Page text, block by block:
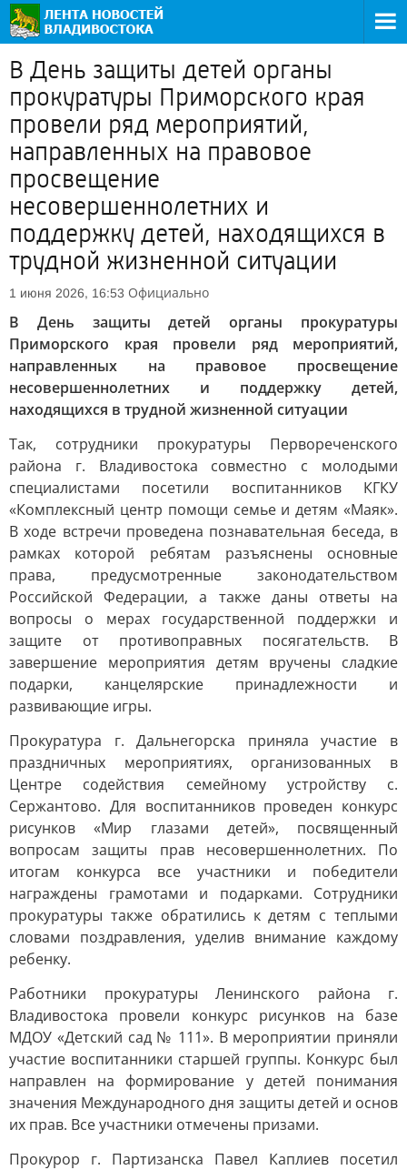
В День защиты детей органы
прокуратуры Приморского края
провели ряд мероприятий,
направленных на правовое
просвещение
несовершеннолетних и
поддержку детей, находящихся в
трудной жизненной ситуации
1 июня 2026, 16:53 Официально
В День защиты детей органы прокуратуры
Приморского края провели ряд мероприятий,
направленных на правовое просвещение
несовершеннолетних и поддержку детей,
находящихся в трудной жизненной ситуации
Так, сотрудники прокуратуры Первореченского
района г. Владивостока совместно с молодыми
специалистами посетили воспитанников КГКУ
«Комплексный центр помощи семье и детям «Маяк».
В ходе встречи проведена познавательная беседа, в
рамках которой ребятам разъяснены основные
права, предусмотренные законодательством
Российской Федерации, а также даны ответы на
вопросы о мерах государственной поддержки и
защите от противоправных посягательств. В
завершение мероприятия детям вручены сладкие
подарки, канцелярские принадлежности и
развивающие игры.
Прокуратура г. Дальнегорска приняла участие в
праздничных мероприятиях, организованных в
Центре содействия семейному устройству с.
Сержантово. Для воспитанников проведен конкурс
рисунков «Мир глазами детей», посвященный
вопросам защиты прав несовершеннолетних. По
итогам конкурса все участники и победители
награждены грамотами и подарками. Сотрудники
прокуратуры также обратились к детям с теплыми
словами поздравления, уделив внимание каждому
ребенку.
Работники прокуратуры Ленинского района г.
Владивостока провели конкурс рисунков на базе
МДОУ «Детский сад № 111». В мероприятии приняли
участие воспитанники старшей группы. Конкурс был
направлен на формирование у детей понимания
значения Международного дня защиты детей и основ
их прав. Все участники отмечены призами.
Прокурор г. Партизанска Павел Каплиев посетил